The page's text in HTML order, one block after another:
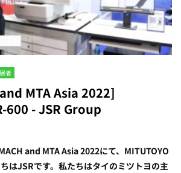
者
MTA Asia 2022]
600 - JSR Group
and MTA Asia 2022にて、MITUTOYO
はJSRです。私たちはタイのミツトヨの主